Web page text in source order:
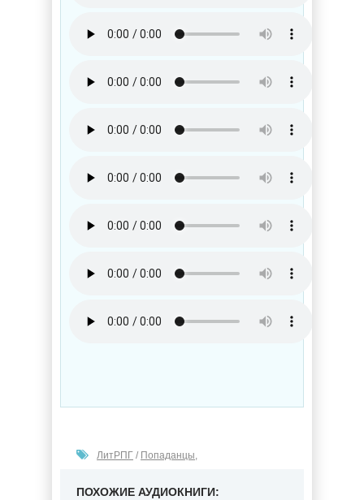
ЛитРПГ / Попаданцы,
ПОХОЖИЕ АУДИОКНИГИ: